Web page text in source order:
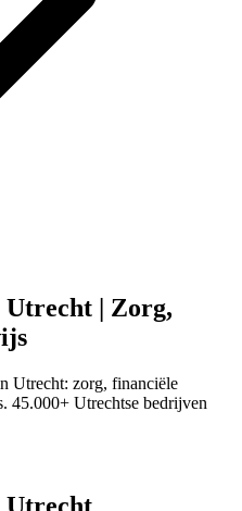
| Zorg,
Utrecht: zorg, financiële
45.000+ Utrechtse bedrijven
Utrecht